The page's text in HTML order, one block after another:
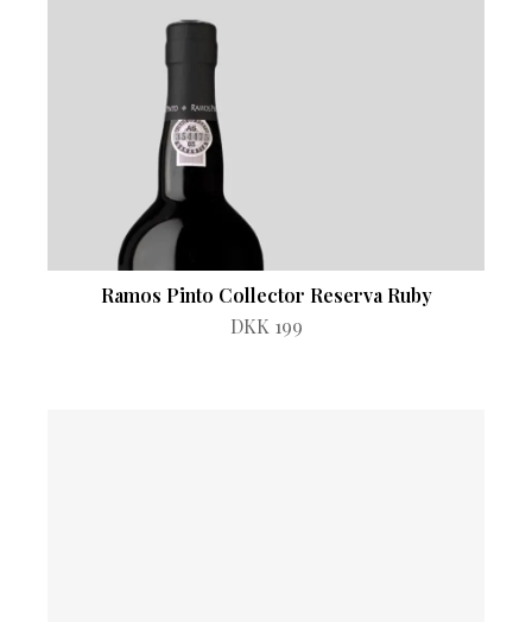
Ramos Pinto Collector Reserva Ruby
DKK 199